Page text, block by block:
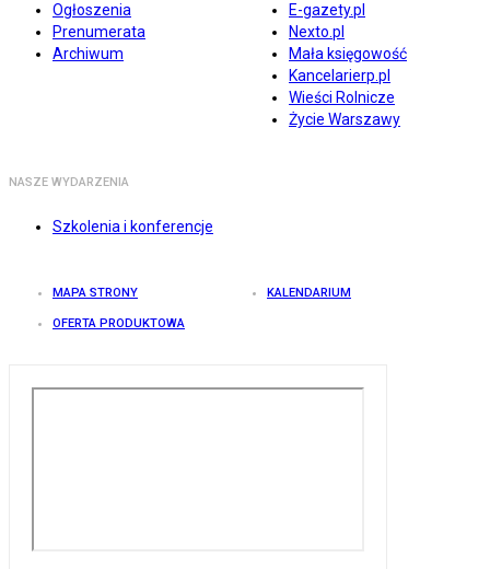
Ogłoszenia
Prenumerata
Archiwum
E-gazety.pl
Nexto.pl
Mała księgowość
Kancelarierp.pl
Wieści Rolnicze
Życie Warszawy
NASZE WYDARZENIA
Szkolenia i konferencje
MAPA STRONY KALENDARIUM
OFERTA PRODUKTOWA